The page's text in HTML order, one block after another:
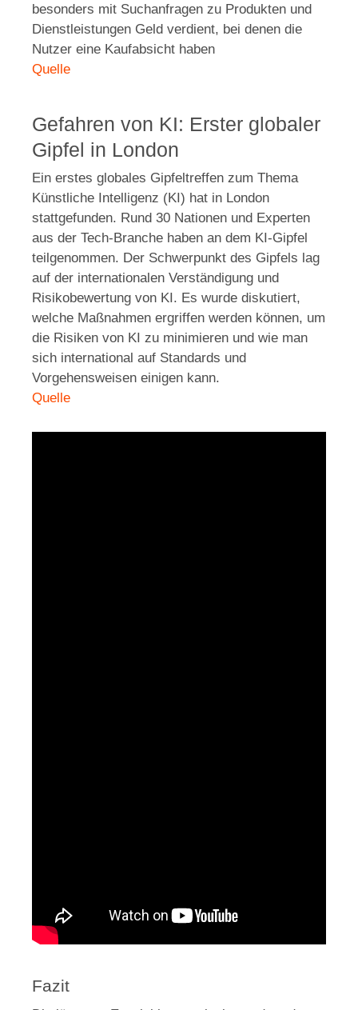
besonders mit Suchanfragen zu Produkten und
Dienstleistungen Geld verdient, bei denen die
Nutzer eine Kaufabsicht haben
Quelle
Gefahren von KI: Erster globaler
Gipfel in London
Ein erstes globales Gipfeltreffen zum Thema
Künstliche Intelligenz (KI) hat in London
stattgefunden. Rund 30 Nationen und Experten
aus der Tech-Branche haben an dem KI-Gipfel
teilgenommen. Der Schwerpunkt des Gipfels lag
auf der internationalen Verständigung und
Risikobewertung von KI. Es wurde diskutiert,
welche Maßnahmen ergriffen werden können, um
die Risiken von KI zu minimieren und wie man
sich international auf Standards und
Vorgehensweisen einigen kann.
Quelle
Fazit